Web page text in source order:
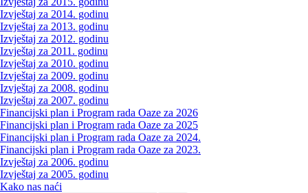
Izvještaj za 2014. godinu
Izvještaj za 2013. godinu
Izvještaj za 2012. godinu
Izvještaj za 2011. godinu
Izvještaj za 2010. godinu
Izvještaj za 2009. godinu
Izvještaj za 2008. godinu
Izvještaj za 2007. godinu
Financijski plan i Program rada Oaze za 2026
Financijski plan i Program rada Oaze za 2025
Financijski plan i Program rada Oaze za 2024.
Financijski plan i Program rada Oaze za 2023.
Izvještaj za 2006. godinu
Izvještaj za 2005. godinu
Kako nas naći